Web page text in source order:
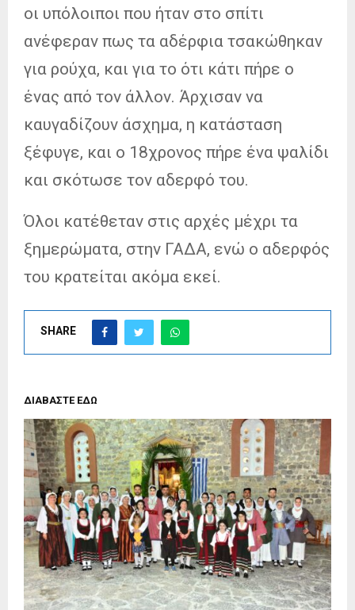
οι υπόλοιποι που ήταν στο σπίτι
ανέφεραν πως τα αδέρφια τσακώθηκαν
για ρούχα, και για το ότι κάτι πήρε ο
ένας από τον άλλον. Άρχισαν να
καυγαδίζουν άσχημα, η κατάσταση
ξέφυγε, και ο 18χρονος πήρε ένα ψαλίδι
και σκότωσε τον αδερφό του.
Όλοι κατέθεταν στις αρχές μέχρι τα
ξημερώματα, στην ΓΑΔΑ, ενώ ο αδερφός
του κρατείται ακόμα εκεί.
SHARE
ΔΙΑΒΑΣΤΕ ΕΔΩ